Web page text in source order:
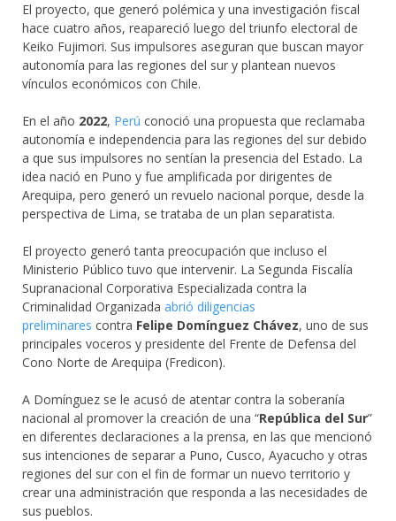
El proyecto, que generó polémica y una investigación fiscal
hace cuatro años, reapareció luego del triunfo electoral de
Keiko Fujimori. Sus impulsores aseguran que buscan mayor
autonomía para las regiones del sur y plantean nuevos
vínculos económicos con Chile.
En el año 2022, Perú conoció una propuesta que reclamaba
autonomía e independencia para las regiones del sur debido
a que sus impulsores no sentían la presencia del Estado. La
idea nació en Puno y fue amplificada por dirigentes de
Arequipa, pero generó un revuelo nacional porque, desde la
perspectiva de Lima, se trataba de un plan separatista.
El proyecto generó tanta preocupación que incluso el
Ministerio Público tuvo que intervenir. La Segunda Fiscalía
Supranacional Corporativa Especializada contra la
Criminalidad Organizada abrió diligencias
preliminares contra Felipe Domínguez Chávez, uno de sus
principales voceros y presidente del Frente de Defensa del
Cono Norte de Arequipa (Fredicon).
A Domínguez se le acusó de atentar contra la soberanía
nacional al promover la creación de una “República del Sur”
en diferentes declaraciones a la prensa, en las que mencionó
sus intenciones de separar a Puno, Cusco, Ayacucho y otras
regiones del sur con el fin de formar un nuevo territorio y
crear una administración que responda a las necesidades de
sus pueblos.